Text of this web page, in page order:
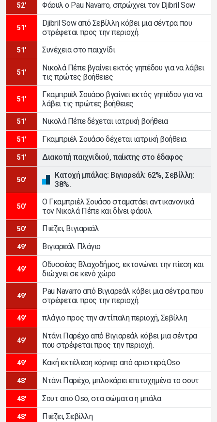
52' Φάουλ ο Pau Navarro, σπρώχνει τον Djibril Sow
51'
Djibril Sow από Σεβίλλη κόβει μια σέντρα που
στρέφεται προς την περιοχή.
51' Συνέχεια στο παιχνίδι
51'
Νικολά Πέπε βγαίνει εκτός γηπέδου για να λάβει
τις πρώτες βοήθειες
51'
Γκαμπριέλ Σουάσο βγαίνει εκτός γηπέδου για να
λάβει τις πρώτες βοήθειες
51' Νικολά Πέπε δέχεται ιατρική βοήθεια
51' Γκαμπριέλ Σουάσο δέχεται ιατρική βοήθεια
51' Διακοπή παιχνιδιού, παίκτης στο έδαφος
50'
Κατοχή μπάλας: Βιγιαρεάλ: 62%, Σεβίλλη:
38%.
50'
Ο Γκαμπριέλ Σουάσο σταματάει αντικανονικά
τον Νικολά Πέπε και δίνει φάουλ
50' Πιέζει, Βιγιαρεάλ
49' Βιγιαρεάλ Πλάγιο
49'
Οδυσσέας Βλαχοδήμος, εκτονώνει την πίεση και
διώχνει σε κενό χώρο
49'
Pau Navarro από Βιγιαρεάλ κόβει μια σέντρα που
στρέφεται προς την περιοχή.
49' πλάγιο προς την αντίπαλη περιοχή, Σεβίλλη
49'
Ντάνι Παρέχο από Βιγιαρεάλ κόβει μια σέντρα
που στρέφεται προς την περιοχή.
49' Κακή εκτέλεση κόρνερ από αριστερά,Oso
48' Ντάνι Παρέχο, μπλοκάρει επιτυχημένα το σουτ
48' Σουτ από Oso, στα σώματα η μπάλα
48' Πιέζει, Σεβίλλη